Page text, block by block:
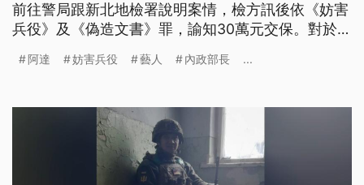
前往警局跟新北地檢署說明案情，檢方訊後依《妨害
兵役》及《偽造文書》罪，諭知30萬元交保。對於是
當事人，應盡快出面。
阿達 妨害兵役 藝人 內政部長 ...